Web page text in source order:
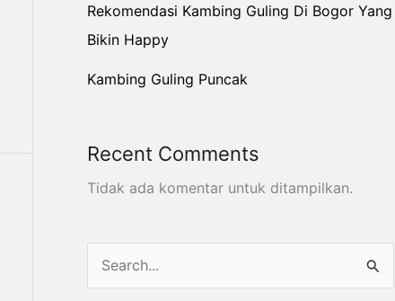
Rekomendasi Kambing Guling Di Bogor Yang
Bikin Happy
Kambing Guling Puncak
Recent Comments
Tidak ada komentar untuk ditampilkan.